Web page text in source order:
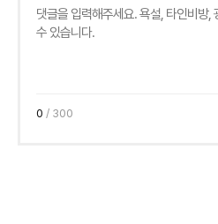
0 / 300